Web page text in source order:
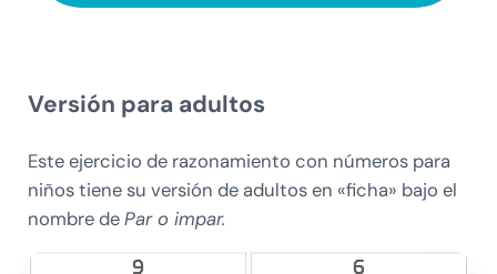
​Versión para adultos
Este ejercicio de razonamiento con números para
niños tiene su versión de adultos en «ficha» bajo el
nombre dePar o impar.